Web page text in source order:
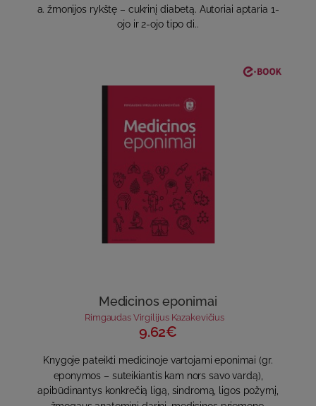
a. žmonijos rykštę – cukrinį diabetą. Autoriai aptaria 1-
ojo ir 2-ojo tipo di..
Medicinos eponimai
Rimgaudas Virgilijus Kazakevičius
9.62€
Knygoje pateikti medicinoje vartojami eponimai (gr.
eponymos – suteikiantis kam nors savo vardą),
apibūdinantys konkrečią ligą, sindromą, ligos požymį,